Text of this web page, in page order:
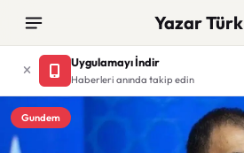
Yazar Türk
Uygulamayı İndir
Haberleri anında takip edin
Gundem